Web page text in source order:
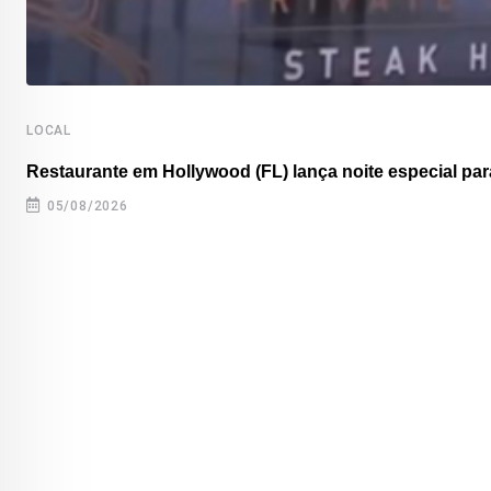
LOCAL
Restaurante em Hollywood (FL) lança noite especial
05/08/2026